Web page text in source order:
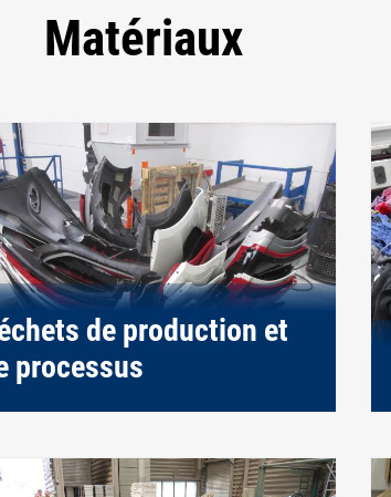
Matériaux
de production et
processus